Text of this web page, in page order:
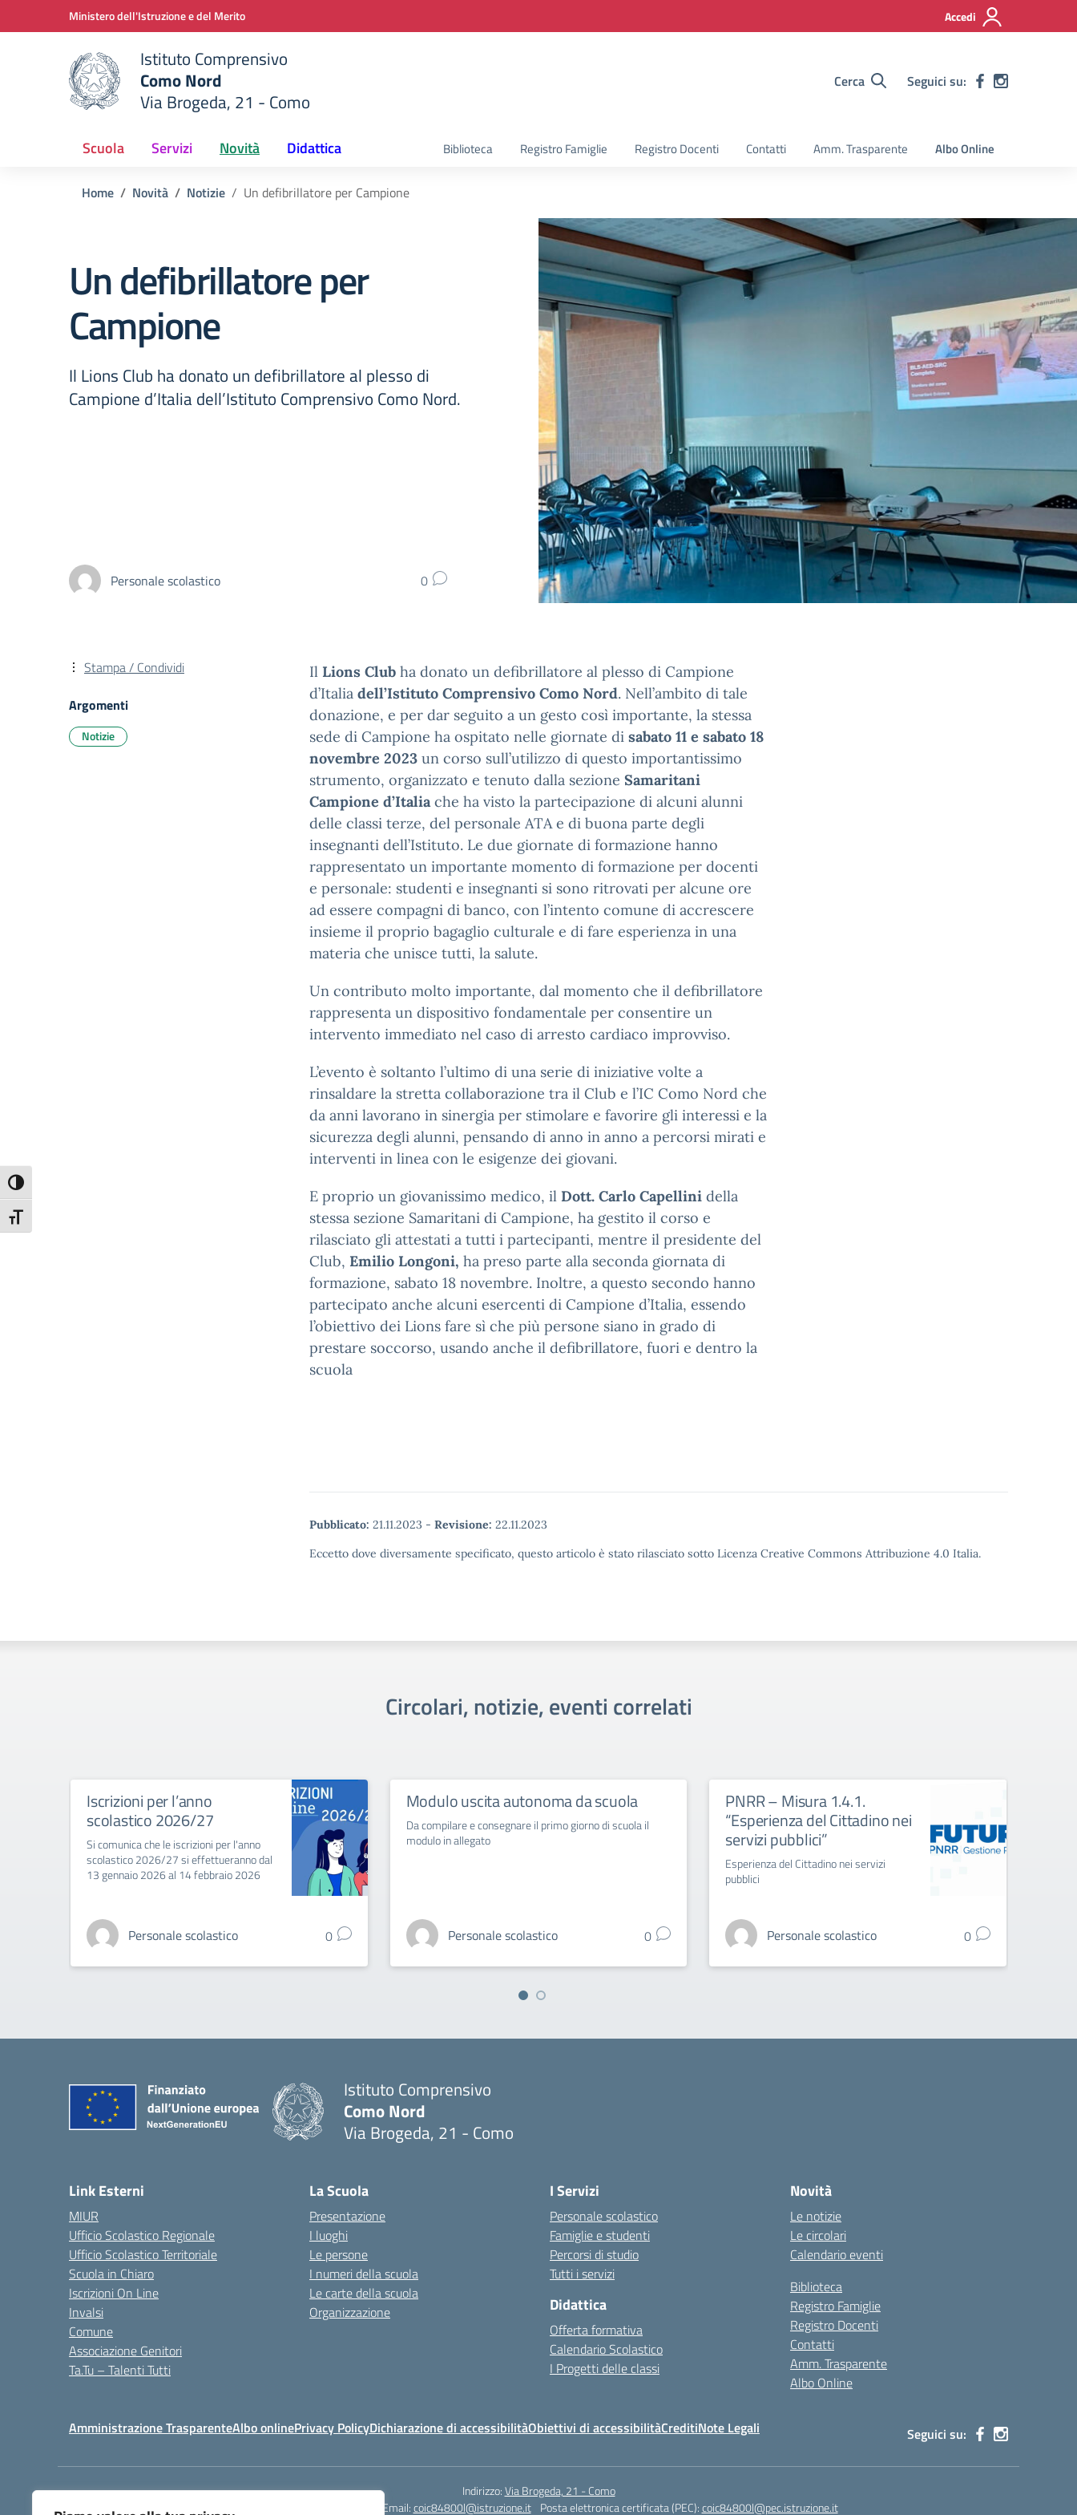
Attiva/disattiva alto contrasto
Attiva/disattiva dimensione testo
Vai ai contenuti
Vai al menu di navigazioneMinistero dell'Istruzione e del Merito Accedi
scuola
Istituto Comprensivo
Como Nord
Via Brogeda, 21 - Como
Cerca Seguici su:
Scuola Servizi Novità Didattica Biblioteca Registro Famiglie Registro Docenti Contatti Amm. Trasparente Albo Online
Home Novità Notizie Un defibrillatore per Campione
Un defibrillatore per
Campione
Il Lions Club ha donato un defibrillatore al plesso di
Campione d’Italia dell’Istituto Comprensivo Como Nord.
Personale scolastico 0
Il Lions Club ha donato un defibrillatore al plesso di Campione
d’Italia dell’Istituto Comprensivo Como Nord. Nell’ambito di tale
donazione, e per dar seguito a un gesto così importante, la stessa
sede di Campione ha ospitato nelle giornate di sabato 11 e sabato 18
novembre 2023 un corso sull’utilizzo di questo importantissimo
strumento, organizzato e tenuto dalla sezione Samaritani
Campione d’Italiache ha visto la partecipazione di alcuni alunni
delle classi terze, del personale ATA e di buona parte degli
insegnanti dell’Istituto. Le due giornate di formazione hanno
rappresentato un importante momento di formazione per docenti
e personale: studenti e insegnanti si sono ritrovati per alcune ore
ad essere compagni di banco, con l’intento comune di accrescere
insieme il proprio bagaglio culturale e di fare esperienza in una
materia che unisce tutti, la salute.
Un contributo molto importante, dal momento che il defibrillatore
rappresenta un dispositivo fondamentale per consentire un
intervento immediato nel caso di arresto cardiaco improvviso.
L’evento è soltanto l’ultimo di una serie di iniziative volte a
rinsaldare la stretta collaborazione tra il Club e l’IC Como Nord che
da anni lavorano in sinergia per stimolare e favorire gli interessi e la
sicurezza degli alunni, pensando di anno in anno a percorsi mirati e
interventi in linea con le esigenze dei giovani.
E proprio un giovanissimo medico, il Dott. Carlo Capellini della
stessa sezione Samaritani di Campione, ha gestito il corso e
rilasciato gli attestati a tutti i partecipanti, mentre il presidente del
Club, Emilio Longoni, ha preso parte alla seconda giornata di
formazione, sabato 18 novembre. Inoltre, a questo secondo hanno
partecipato anche alcuni esercenti di Campione d’Italia, essendo
l’obiettivo dei Lions fare sì che più persone siano in grado di
prestare soccorso, usando anche il defibrillatore, fuori e dentro la
scuola
Pubblicato: 21.11.2023 - Revisione: 22.11.2023
Eccetto dove diversamente specificato, questo articolo è stato rilasciato sotto Licenza Creative Commons Attribuzione 4.0 Italia.
Stampa / Condividi
Argomenti
Notizie
Circolari, notizie, eventi correlati
Iscrizioni per l’anno
scolastico 2026/27
Si comunica che le iscrizioni per l'anno
scolastico 2026/27 si effettueranno dal
13 gennaio 2026 al 14 febbraio 2026
Personale scolastico 0
Modulo uscita autonoma da scuola
Da compilare e consegnare il primo giorno di scuola il
modulo in allegato
Personale scolastico 0
PNRR – Misura 1.4.1.
“Esperienza del Cittadino nei
servizi pubblici”
Esperienza del Cittadino nei servizi
pubblici
Personale scolastico 0
Istituto Comprensivo
Como Nord
Via Brogeda, 21 - Como
Link Esterni
MIUR
Ufficio Scolastico Regionale
Ufficio Scolastico Territoriale
Scuola in Chiaro
Iscrizioni On Line
Invalsi
Comune
Associazione Genitori
Ta.Tu – Talenti Tutti
La Scuola
Presentazione
I luoghi
Le persone
I numeri della scuola
Le carte della scuola
Organizzazione
I Servizi
Personale scolastico
Famiglie e studenti
Percorsi di studio
Tutti i servizi
Didattica
Offerta formativa
Calendario Scolastico
I Progetti delle classi
Novità
Le notizie
Le circolari
Calendario eventi
Biblioteca
Registro Famiglie
Registro Docenti
Contatti
Amm. Trasparente
Albo Online
Amministrazione TrasparenteAlbo onlinePrivacy PolicyDichiarazione di accessibilitàObiettivi di accessibilitàCreditiNote Legali Seguici su:
Indirizzo:Via Brogeda, 21 - Como
Email:coic84800l@istruzione.it Posta elettronica certificata (PEC):coic84800l@pec.istruzione.it